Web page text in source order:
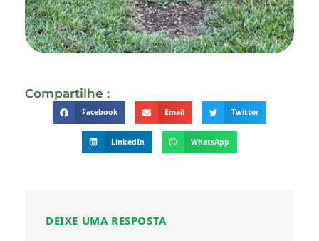
Compartilhe :
Facebook Email Twitter
LinkedIn WhatsApp
DEIXE UMA RESPOSTA